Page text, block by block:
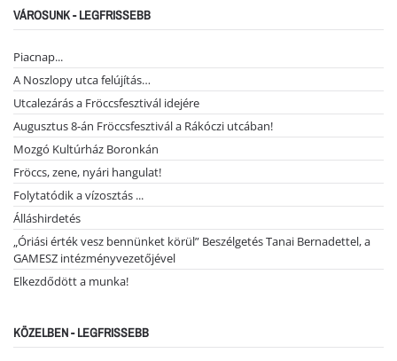
VÁROSUNK - LEGFRISSEBB
Piacnap...
A Noszlopy utca felújítás…
Utcalezárás a Fröccsfesztivál idejére
Augusztus 8-án Fröccsfesztivál a Rákóczi utcában!
Mozgó Kultúrház Boronkán
Fröccs, zene, nyári hangulat!
Folytatódik a vízosztás ...
Álláshirdetés
„Óriási érték vesz bennünket körül” Beszélgetés Tanai Bernadettel, a
GAMESZ intézményvezetőjével
Elkezdődött a munka!
KÖZELBEN - LEGFRISSEBB